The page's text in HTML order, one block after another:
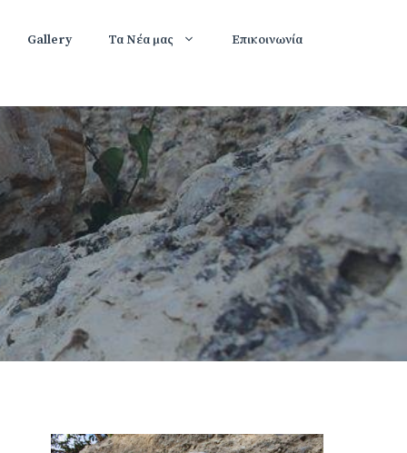
Gallery Τα Νέα μας Επικοινωνία